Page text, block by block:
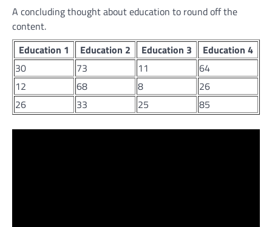
A concluding thought about education to round off the
content.
Education 1
Education 2 Education 3
Education 4
30
73 11
64
12
68 8
26
26
33 25 85